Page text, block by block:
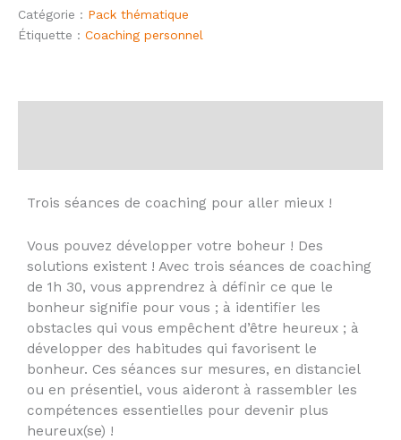
Catégorie : Pack thématique
Étiquette : Coaching personnel
Trois séances de coaching pour aller mieux !
Vous pouvez développer votre boheur ! Des
solutions existent ! Avec trois séances de coaching
de 1h 30, vous apprendrez à définir ce que le
bonheur signifie pour vous ; à identifier les
obstacles qui vous empêchent d’être heureux ; à
développer des habitudes qui favorisent le
bonheur. Ces séances sur mesures, en distanciel
ou en présentiel, vous aideront à rassembler les
compétences essentielles pour devenir plus
heureux(se) !